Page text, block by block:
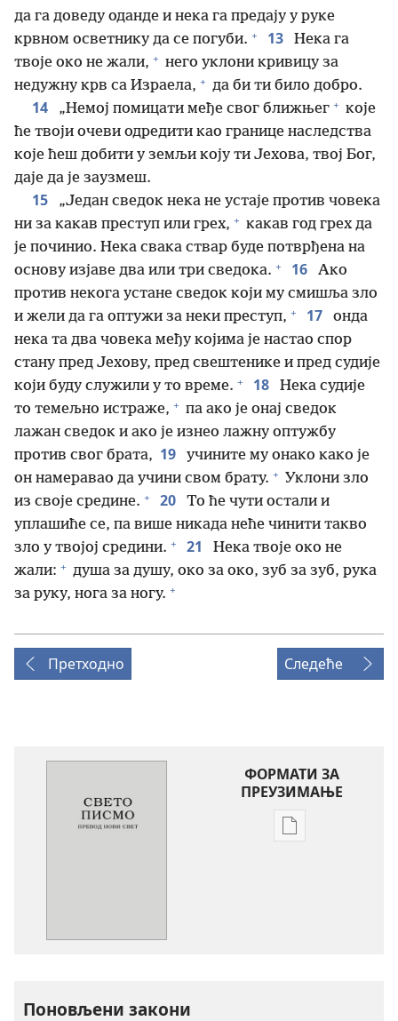
да га доведу оданде и нека га предају у руке
крвном осветнику да се погуби. + 13
Нека га
твоје око не жали, + него уклони кривицу за
недужну крв са Израела, + да би ти било добро.
14 „Немој помицати међе свог ближњег + које
ће твоји очеви одредити као границе наследства
које ћеш добити у земљи коју ти Јехова, твој Бог,
даје да је заузмеш.
15
„Један сведок нека не устаје против човека
ни за какав преступ или грех, + какав год грех да
је починио. Нека свака ствар буде потврђена на
основу изјаве два или три сведока. + 16
Ако
против некога устане сведок који му смишља зло
и жели да га оптужи за неки преступ, + 17
онда
нека та два човека међу којима је настао спор
стану пред Јехову, пред свештенике и пред судије
који буду служили у то време. + 18
Нека судије
то темељно истраже, + па ако је онај сведок
лажан сведок и ако је изнео лажну оптужбу
против свог брата, 19
учините му онако како је
он намеравао да учини свом брату. + Уклони зло
из своје средине. + 20
То ће чути остали и
уплашиће се, па више никада неће чинити такво
зло у твојој средини. + 21
Нека твоје око не
жали: + душа за душу, око за око, зуб за зуб, рука
за руку, нога за ногу. +
Претходно Следеће
ФОРМАТИ ЗА
ПРЕУЗИМАЊЕ
Формати
Поновљени закони